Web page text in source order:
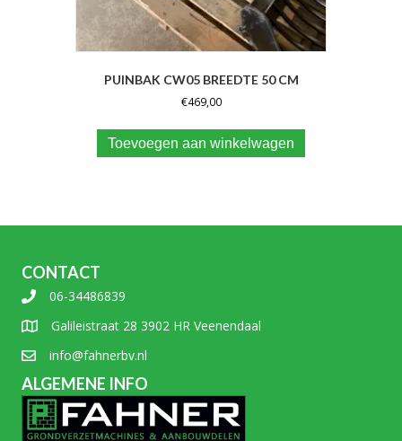
PUINBAK CW05 BREEDTE 50 CM
€469,00
Toevoegen aan winkelwagen
CONTACT
06-34486839
Galileistraat 28 3902 HR Veenendaal
info@fahnerbv.nl
ALGEMENE INFO